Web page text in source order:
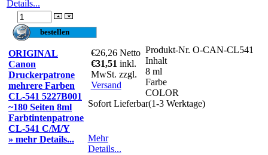
Details...
ORIGINAL
Canon
Druckerpatrone
mehrere Farben
CL-541 5227B001
~180 Seiten 8ml
Farbtintenpatrone
CL-541 C/M/Y
» mehr Details...
€26,26 Netto
€31,51 inkl.
MwSt. zzgl.
Versand
Produkt-Nr. O-CAN-CL541
Inhalt
8 ml
Farbe
COLOR
Sofort Lieferbar(1-3 Werktage)
Mehr
Details...